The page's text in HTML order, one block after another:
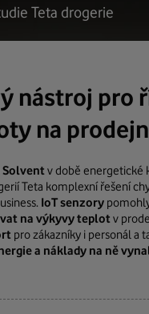
Teta drogerie
nástroj pro
na
Solventv době energetické
Teta komplexní řešení
IoT senzory
na výkyvy teplotv
pro zákazníky i personál a
a náklady na ně